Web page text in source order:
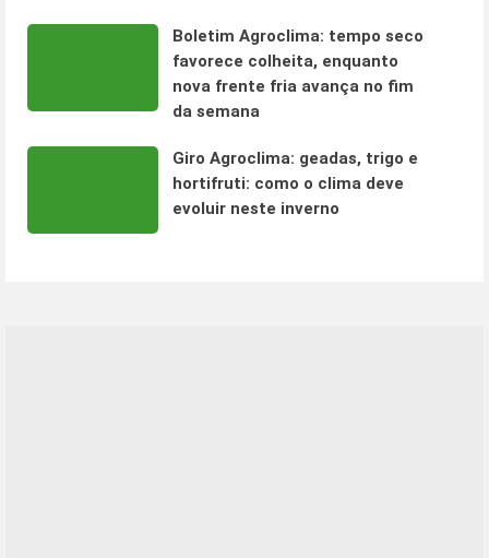
Boletim Agroclima: tempo seco
favorece colheita, enquanto
nova frente fria avança no fim
da semana
Giro Agroclima: geadas, trigo e
hortifruti: como o clima deve
evoluir neste inverno